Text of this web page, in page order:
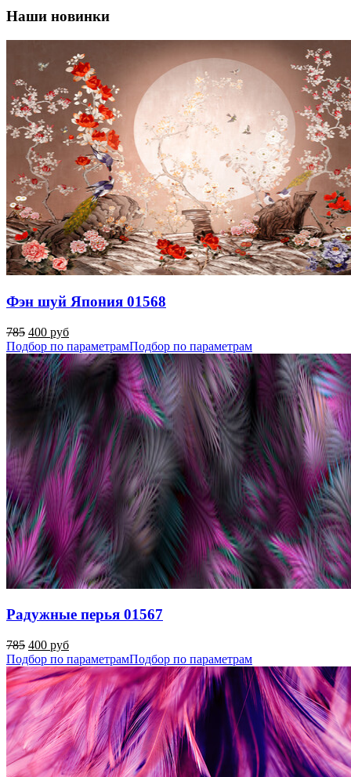
Наши новинки
Фэн шуй Япония 01568
785 400 руб
Подбор по параметрамПодбор по параметрам
Радужные перья 01567
785 400 руб
Подбор по параметрамПодбор по параметрам